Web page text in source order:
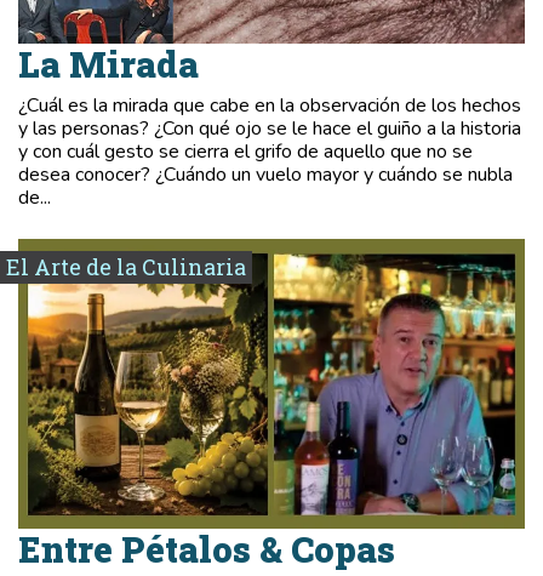
La Mirada
¿Cuál es la mirada que cabe en la observación de los hechos
y las personas? ¿Con qué ojo se le hace el guiño a la historia
y con cuál gesto se cierra el grifo de aquello que no se
desea conocer? ¿Cuándo un vuelo mayor y cuándo se nubla
de...
El Arte de la Culinaria
Entre Pétalos & Copas